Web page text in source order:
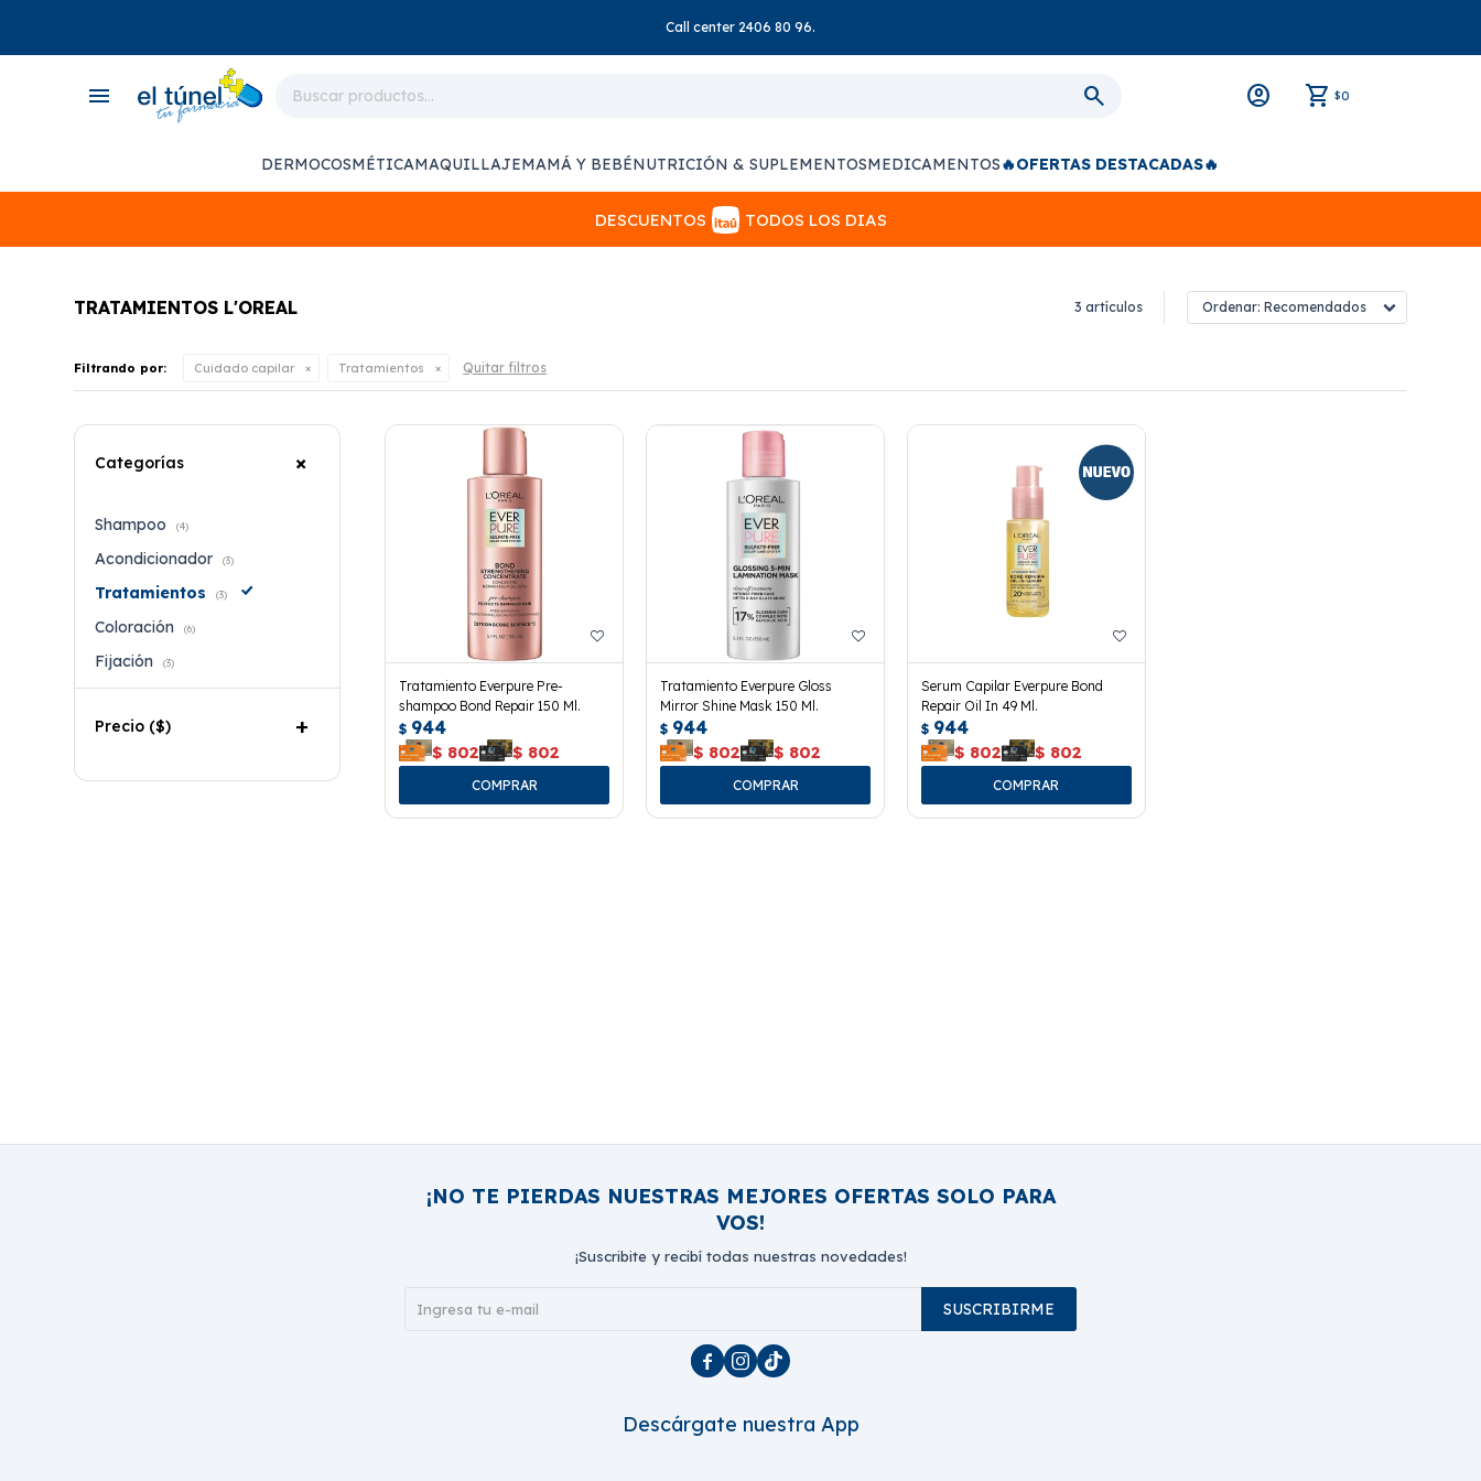
Call center 2406 80 96.
menu $0
DERMOCOSMÉTICAMAQUILLAJEMAMÁ Y BEBÉNUTRICIÓN & SUPLEMENTOSMEDICAMENTOS🔥OFERTAS DESTACADAS🔥
DESCUENTOS TODOS LOS DIAS
TRATAMIENTOS L'OREAL 3 artículos Recomendados
Filtrando por: Cuidado capilar Tratamientos Quitar filtros
Tratamiento Everpure Pre-
shampoo Bond Repair 150 Ml.
$ 944
$ 802 $ 802
Tratamiento Everpure Gloss
Mirror Shine Mask 150 Ml.
$ 944
$ 802 $ 802
Serum Capilar Everpure Bond
Repair Oil In 49 Ml.
$ 944
$ 802 $ 802
Categorías
Shampoo (4)
Acondicionador (3)
Tratamientos (3)
Coloración (6)
Fijación (3)
Precio ($)
¡NO TE PIERDAS NUESTRAS MEJORES OFERTAS SOLO PARA
VOS!
¡Suscribite y recibí todas nuestras novedades!
SUSCRIBIRME
  
Descárgate nuestra App
close
store
local_shipping